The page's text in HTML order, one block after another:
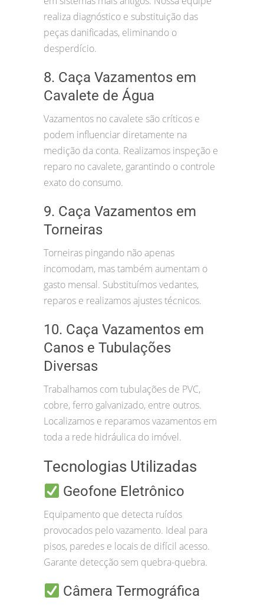
realiza diagnóstico e substituição das
peças danificadas, eliminando o
desperdício.
8. Caça Vazamentos em
Cavalete de Água
Vazamentos no cavalete são críticos e
podem influenciar diretamente na
medição da conta. Realizamos inspeção e
reparo no cavalete, garantindo o controle
exato do consumo.
9. Caça Vazamentos em
Torneiras
Torneiras pingando não apenas
incomodam, mas também aumentam o
gasto mensal. Substituímos vedantes,
reparos e realizamos ajustes técnicos.
10. Caça Vazamentos em
Canos e Tubulações
Diversas
Trabalhamos com tubulações de PVC,
cobre, ferro galvanizado, entre outros.
Localizamos e reparamos vazamentos em
toda a rede hidráulica do imóvel.
Tecnologias Utilizadas
Geofone Eletrônico
Equipamento que detecta ruídos
provocados pelo vazamento. Ideal para
pisos, paredes e locais de difícil acesso.
Garante detecção sem quebra-quebra.
Câmera Termográfica